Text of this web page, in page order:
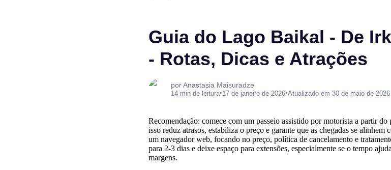
Guia do Lago Baikal - De
- Rotas, Dicas e Atrações
por Anastasia Maisuradze
14 min de leitura•17 de janeiro de 2026•Atualizado em 30 de maio de 2026
Recomendação: comece com um passeio assistido por motorista a partir
isso reduz atrasos, estabiliza o preço e garante que as chegadas se alinhem
um navegador web, focando no preço, política de cancelamento e
para 2-3 dias e deixe espaço para extensões, especialmente se o tempo
margens.